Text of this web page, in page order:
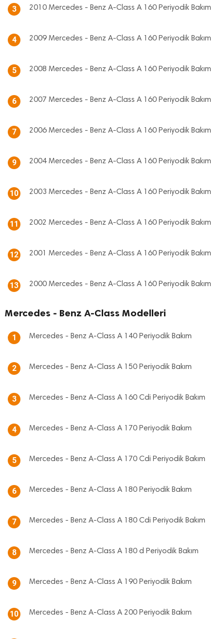
3 2010 Mercedes - Benz A-Class A 160 Periyodik Bakım
4 2009 Mercedes - Benz A-Class A 160 Periyodik Bakım
5 2008 Mercedes - Benz A-Class A 160 Periyodik Bakım
6 2007 Mercedes - Benz A-Class A 160 Periyodik Bakım
7 2006 Mercedes - Benz A-Class A 160 Periyodik Bakım
9 2004 Mercedes - Benz A-Class A 160 Periyodik Bakım
10 2003 Mercedes - Benz A-Class A 160 Periyodik Bakım
11 2002 Mercedes - Benz A-Class A 160 Periyodik Bakım
12 2001 Mercedes - Benz A-Class A 160 Periyodik Bakım
13 2000 Mercedes - Benz A-Class A 160 Periyodik Bakım
Mercedes - Benz A-Class Modelleri
1 Mercedes - Benz A-Class A 140 Periyodik Bakım
2 Mercedes - Benz A-Class A 150 Periyodik Bakım
3 Mercedes - Benz A-Class A 160 Cdi Periyodik Bakım
4 Mercedes - Benz A-Class A 170 Periyodik Bakım
5 Mercedes - Benz A-Class A 170 Cdi Periyodik Bakım
6 Mercedes - Benz A-Class A 180 Periyodik Bakım
7 Mercedes - Benz A-Class A 180 Cdi Periyodik Bakım
8 Mercedes - Benz A-Class A 180 d Periyodik Bakım
9 Mercedes - Benz A-Class A 190 Periyodik Bakım
10 Mercedes - Benz A-Class A 200 Periyodik Bakım